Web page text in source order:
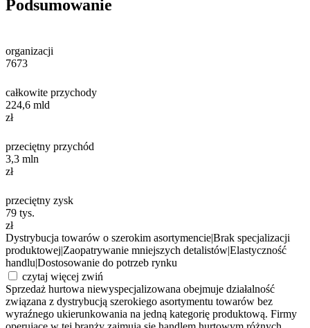
Podsumowanie
organizacji
7673
całkowite przychody
224,6 mld
zł
przeciętny przychód
3,3 mln
zł
przeciętny zysk
79 tys.
zł
Dystrybucja towarów o szerokim asortymencieBrak specjalizacji
produktowej Zaopatrywanie mniejszych detalistówElastyczność
handluDostosowanie do potrzeb rynku
czytaj więcej zwiń
Sprzedaż hurtowa niewyspecjalizowana obejmuje działalność
związana z dystrybucją szerokiego asortymentu towarów bez
wyraźnego ukierunkowania na jedną kategorię produktową. Firmy